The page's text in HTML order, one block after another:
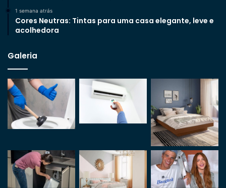
1 semana atrás
Cores Neutras: Tintas para uma casa elegante, leve e
acolhedora
Galeria